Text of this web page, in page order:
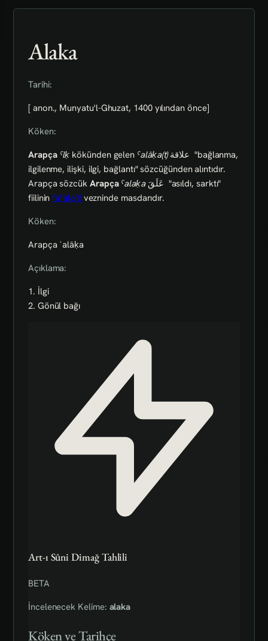
Alaka
Tarihi:
[ anon., Munyatu'l-Ghuzat, 1400 yılından önce]
Köken:
Arapça ˁlḳ kökünden gelen ˁalāḳa(t)
"bağlanma,
ilgilenme, ilişki, ilgi, bağlantı" sözcüğünden alıntıdır.
Arapça sözcük Arapça ˁalaḳa
"asıldı, sarktı"
fiilininfaˁāla(t)vezninde masdarıdır.
Köken:
Arapça ʿalāḳa
Açıklama:
1. İlgi
2. Gönül bağı
Art-ı Sûni Dimağ Tahlili
BETA
İncelenecek Kelime: alaka
Köken ve Tarihçe